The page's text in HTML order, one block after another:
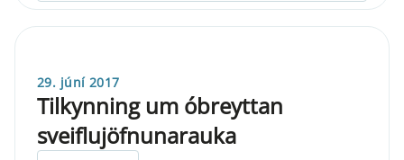
29. júní 2017
Tilkynning um óbreyttan
sveiflujöfnunarauka